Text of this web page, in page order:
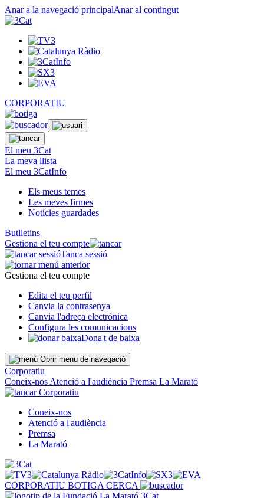
Anar a la navegació principalAnar al contingut
CORPORATIU
El meu 3Cat
La meva llista
El meu 3CatInfo
Els meus temes
Les meves firmes
Notícies guardades
Butlletins
Gestiona el teu compte
Tanca sessió
Gestiona el teu compte
Edita el teu perfil
Canvia la contrasenya
Canvia l'adreça electrònica
Configura les comunicacions
Dona't de baixa
Obrir menu de navegació
Corporatiu
Coneix-nos Atenció a l'audiència Premsa La Marató
Corporatiu
Coneix-nos
Atenció a l'audiència
Premsa
La Marató
CORPORATIU BOTIGA CERCA